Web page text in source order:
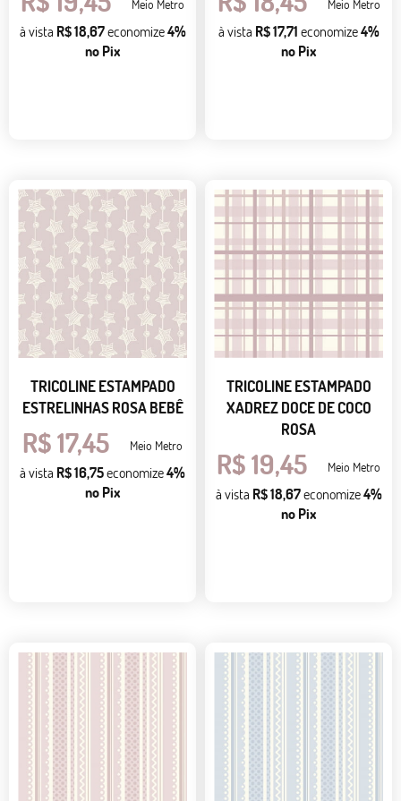
Meio Metro
à vista R$ 18,67economize4%
no Pix
Meio Metro
à vista R$ 17,71 economize4%
no Pix
TRICOLINE ESTAMPADO
ESTRELINHAS ROSA BEBÊ
R$ 17,45 Meio Metro
à vista R$ 16,75economize4%
no Pix
TRICOLINE ESTAMPADO
XADREZ DOCE DE COCO
ROSA
R$ 19,45 Meio Metro
à vista R$ 18,67economize4%
no Pix